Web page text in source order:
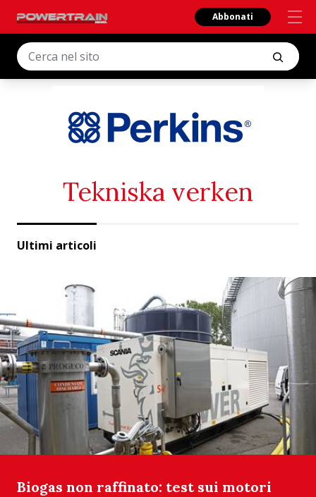
Abbonati
Tekniska verken
Ultimi articoli
Biogas non raffinato: test sui motori